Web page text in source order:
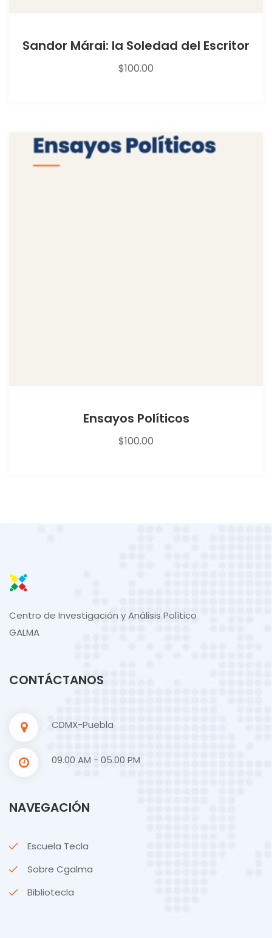
Sandor Márai: la Soledad del Escritor
$100.00
Ensayos Políticos
$100.00
Centro de Investigación y Análisis Político
GALMA
CONTÁCTANOS
CDMX-Puebla
09.00 AM - 05.00 PM
NAVEGACIÓN
Escuela Tecla
Sobre Cgalma
Bibliotecla